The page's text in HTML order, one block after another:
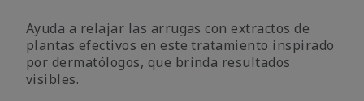
Ayuda a relajar las arrugas con extractos de
plantas efectivos en este tratamiento inspirado
por dermatólogos, que brinda resultados
visibles.